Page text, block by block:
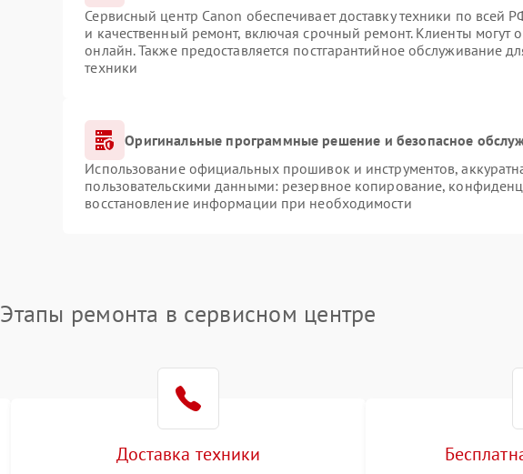
Сервисный центр Canon обеспечивает доставку техники по всей
и качественный ремонт, включая срочный ремонт. Клиенты могут
онлайн. Также предоставляется постгарантийное обслуживание
техники
Оригинальные программные решение и безопасное
Использование официальных прошивок и инструментов,
пользовательскими данными: резервное копирование,
восстановление информации при необходимости
Этапы ремонта в сервисном центре
Доставка техники